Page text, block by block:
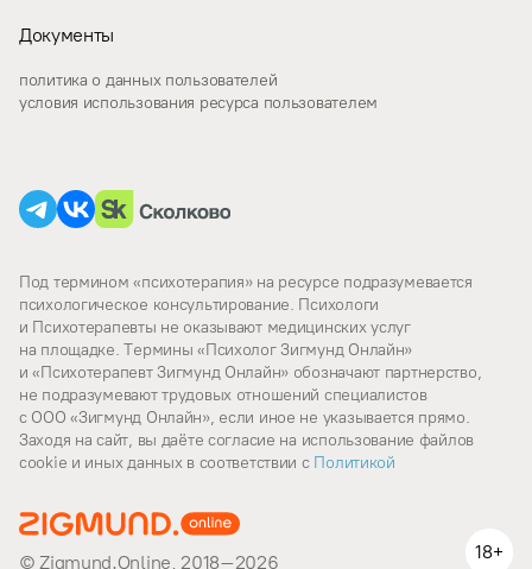
Документы
политика о данных пользователей
условия использования ресурса пользователем
Под термином «психотерапия» на ресурсе подразумевается
психологическое консультирование. Психологи
и Психотерапевты не оказывают медицинских услуг
на площадке. Термины «Психолог Зигмунд Онлайн»
и «Психотерапевт Зигмунд Онлайн» обозначают партнерство,
не подразумевают трудовых отношений специалистов
с ООО «Зигмунд Онлайн», если иное не указывается прямо.
Заходя на сайт, вы даёте согласие на использование файлов
cookie и иных данных в соответствии cПолитикой
© Zigmund.Online, 2018–2026 18+